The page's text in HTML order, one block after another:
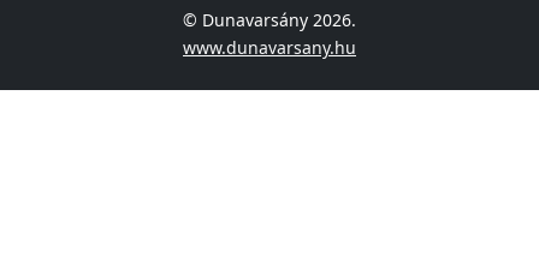
© Dunavarsány 2026.
www.dunavarsany.hu